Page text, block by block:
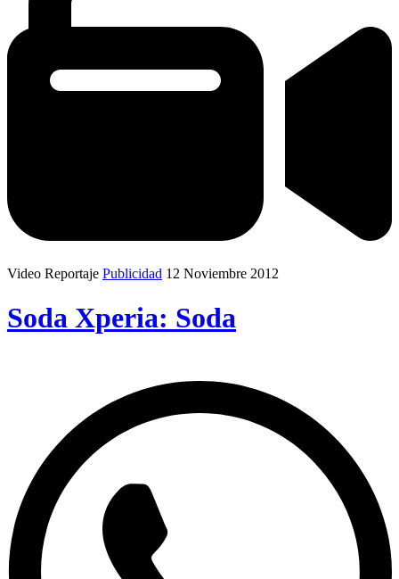
Video Reportaje Publicidad 12 Noviembre 2012
Soda Xperia: Soda